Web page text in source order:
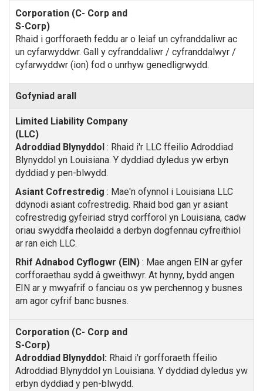
Rhaid i gorfforaeth feddu ar o leiaf un cyfranddaliwr ac
un cyfarwyddwr. Gall y cyfranddaliwr / cyfranddalwyr /
cyfarwyddwr (ion) fod o unrhyw genedligrwydd.
Gofyniad arall
Adroddiad Blynyddol : Rhaid i'r LLC ffeilio Adroddiad
Blynyddol yn Louisiana. Y dyddiad dyledus yw erbyn
dyddiad y pen-blwydd.
Asiant Cofrestredig : Mae'n ofynnol i Louisiana LLC
ddynodi asiant cofrestredig. Rhaid bod gan yr asiant
cofrestredig gyfeiriad stryd corfforol yn Louisiana, cadw
oriau swyddfa rheolaidd a derbyn dogfennau cyfreithiol
ar ran eich LLC.
Rhif Adnabod Cyflogwr (EIN) : Mae angen EIN ar gyfer
corfforaethau sydd â gweithwyr. At hynny, bydd angen
EIN ar y mwyafrif o fanciau os yw perchennog y busnes
am agor cyfrif banc busnes.
Adroddiad Blynyddol: Rhaid i'r gorfforaeth ffeilio
Adroddiad Blynyddol yn Louisiana. Y dyddiad dyledus yw
erbyn dyddiad y pen-blwydd.